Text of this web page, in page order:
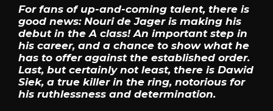
For fans of up-and-coming talent, there is
good news: Nouri de Jager is making his
debut in the A class! An important step in
his career, and a chance to show what he
has to offer against the established order.
Last, but certainly not least, there is Dawid
Siek, a true killer in the ring, notorious for
his ruthlessness and determination.